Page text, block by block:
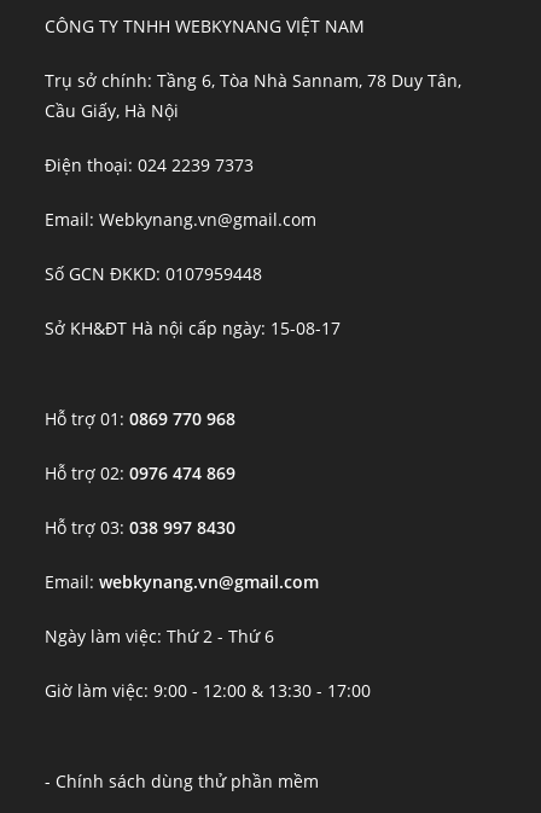
CÔNG TY TNHH WEBKYNANG VIỆT NAM
Trụ sở chính: Tầng 6, Tòa Nhà Sannam, 78 Duy Tân,
Cầu Giấy, Hà Nội
Điện thoại: 024 2239 7373
Email: Webkynang.vn@gmail.com
Số GCN ĐKKD: 0107959448
Sở KH&ĐT Hà nội cấp ngày: 15-08-17
Hỗ trợ 01:0869 770 968
Hỗ trợ 02:0976 474 869
Hỗ trợ 03:038 997 8430
Email:webkynang.vn@gmail.com
Ngày làm việc: Thứ 2 - Thứ 6
Giờ làm việc: 9:00 - 12:00 & 13:30 - 17:00
- Chính sách dùng thử phần mềm